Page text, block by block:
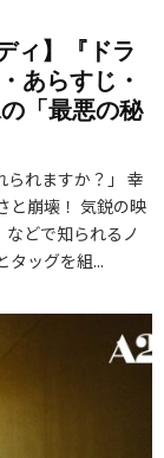
ィ】『ドラ
あらすじ・
「最悪の秘
られますか？」 幸
と崩壊！ 気鋭の映
どで知られるノ
タッグを組...